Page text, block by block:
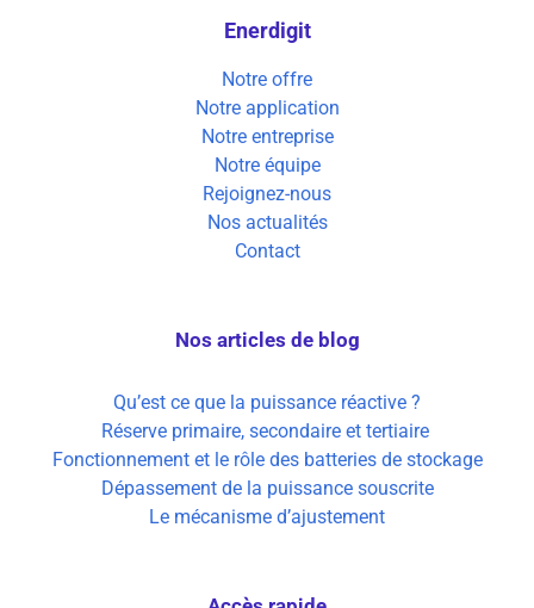
Enerdigit
Notre offre
Notre application
Notre entreprise
Notre équipe
Rejoignez-nous
Nos actualités
Contact
Nos articles de blog
Qu’est ce que la puissance réactive ?
Réserve primaire, secondaire et tertiaire
Fonctionnement et le rôle des batteries de stockage
Dépassement de la puissance souscrite
Le mécanisme d’ajustement